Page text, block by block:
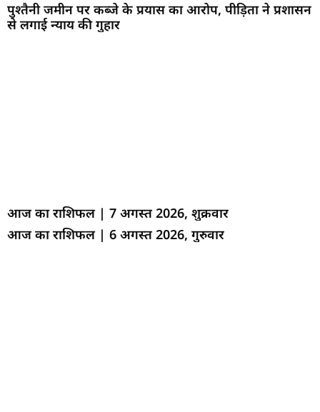
पुश्तैनी जमीन पर कब्जे के प्रयास का आरोप, पीड़िता ने प्रशासन
से लगाई न्याय की गुहार
आज का राशिफल | 7 अगस्त 2026, शुक्रवार
आज का राशिफल | 6 अगस्त 2026, गुरुवार